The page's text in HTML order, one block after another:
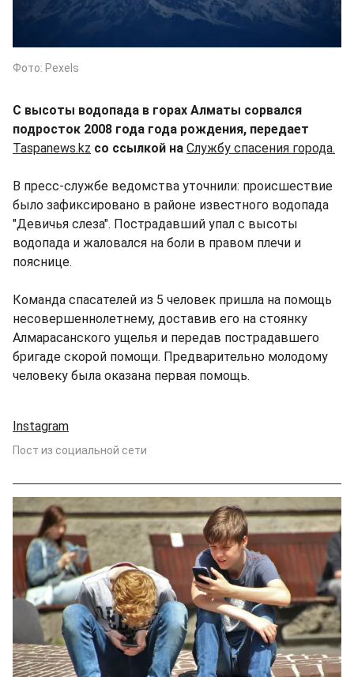
Фото: Pexels
С высоты водопада в горах Алматы сорвался
подросток 2008 года года рождения, передает
Taspanews.kz со ссылкой на Службу спасения города.
В пресс-службе ведомства уточнили: происшествие
было зафиксировано в районе известного водопада
"Девичья слеза". Пострадавший упал с высоты
водопада и жаловался на боли в правом плечи и
пояснице.
Команда спасателей из 5 человек пришла на помощь
несовершеннолетнему, доставив его на стоянку
Алмарасанского ущелья и передав пострадавшего
бригаде скорой помощи. Предварительно молодому
человеку была оказана первая помощь.
Instagram
Пост из социальной сети